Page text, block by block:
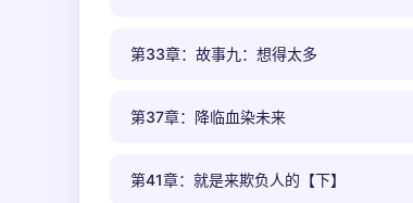
第33章：故事九：想得太多
第37章：降临血染未来
第41章：就是来欺负人的【下】